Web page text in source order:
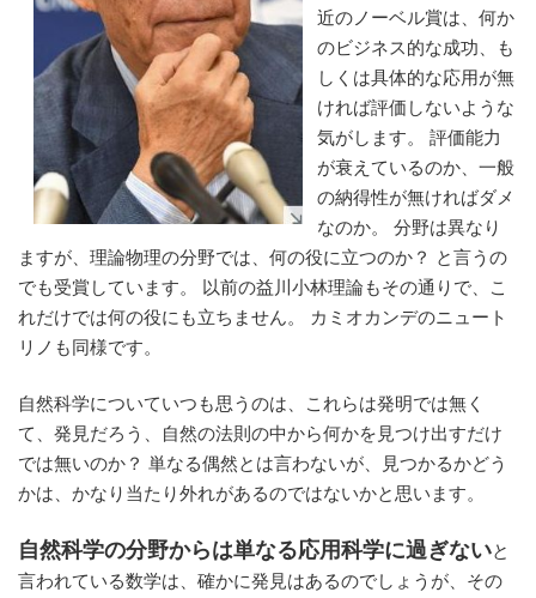
近のノーベル賞は、何か
のビジネス的な成功、も
しくは具体的な応用が無
ければ評価しないような
気がします。 評価能力
が衰えているのか、一般
の納得性が無ければダメ
なのか。 分野は異なり
ますが、理論物理の分野では、何の役に立つのか？ と言うの
でも受賞しています。 以前の益川小林理論もその通りで、こ
れだけでは何の役にも立ちません。 カミオカンデのニュート
リノも同様です。
自然科学についていつも思うのは、これらは発明では無く
て、発見だろう、自然の法則の中から何かを見つけ出すだけ
では無いのか？ 単なる偶然とは言わないが、見つかるかどう
かは、かなり当たり外れがあるのではないかと思います。
自然科学の分野からは単なる応用科学に過ぎないと
言われている数学は、確かに発見はあるのでしょうが、その